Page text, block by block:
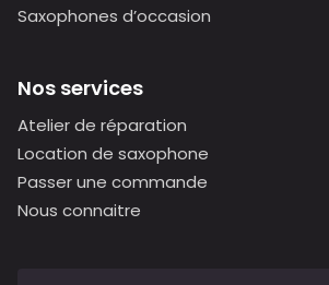
Saxophones d’occasion
Nos services
Atelier de réparation
Location de saxophone
Passer une commande
Nous connaitre